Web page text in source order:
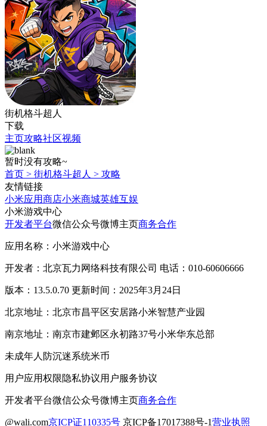
街机格斗超人
下载
主页攻略社区视频
暂时没有攻略~
首页 > 街机格斗超人 > 攻略
友情链接
小米应用商店小米商城英雄互娱
小米游戏中心
开发者平台微信公众号微博主页商务合作
应用名称：小米游戏中心
开发者：北京瓦力网络科技有限公司 电话：010-60606666
版本：13.5.0.70 更新时间：2025年3月24日
北京地址：北京市昌平区安居路小米智慧产业园
南京地址：南京市建邺区永初路37号小米华东总部
未成年人防沉迷系统米币
用户应用权限隐私协议用户服务协议
开发者平台微信公众号微博主页商务合作
@wali.com京ICP证110335号 京ICP备17017388号-1营业执照